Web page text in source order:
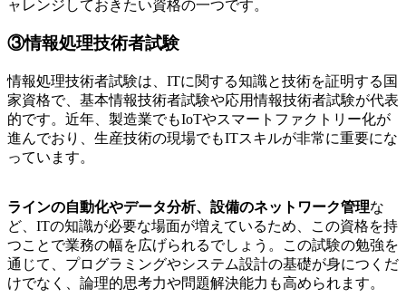
ャレンジしておきたい資格の一つです。
③情報処理技術者試験
情報処理技術者試験は、ITに関する知識と技術を証明する国
家資格で、基本情報技術者試験や応用情報技術者試験が代表
的です。近年、製造業でもIoTやスマートファクトリー化が
進んでおり、生産技術の現場でもITスキルが非常に重要にな
っています。
ラインの自動化やデータ分析、設備のネットワーク管理な
ど、ITの知識が必要な場面が増えているため、この資格を持
つことで業務の幅を広げられるでしょう。この試験の勉強を
通じて、プログラミングやシステム設計の基礎が身につくだ
けでなく、論理的思考力や問題解決能力も高められます。